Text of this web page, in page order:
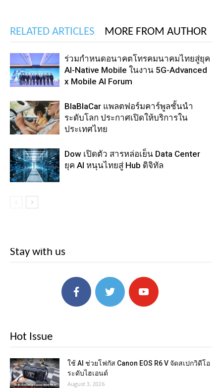
RELATED ARTICLES MORE FROM AUTHOR
ร่วมกำหนดอนาคตโทรคมนาคมไทยสู่ยุค
AI-Native Mobile ในงาน 5G-Advanced
x Mobile AI Forum
BlaBlaCar แพลตฟอร์มคาร์พูลชั้นนำ
ระดับโลก ประกาศเปิดให้บริการใน
ประเทศไทย
Dow เปิดตัว สารหล่อเย็น Data Center
ยุค AI หนุนไทยสู่ Hub ดิจิทัล
Stay with us
Hot Issue
ใช้ AI ช่วยโฟกัส Canon EOS R6 V จัดสเปกวิดีโอ
ระดับไฮเอนด์
August 3, 2026